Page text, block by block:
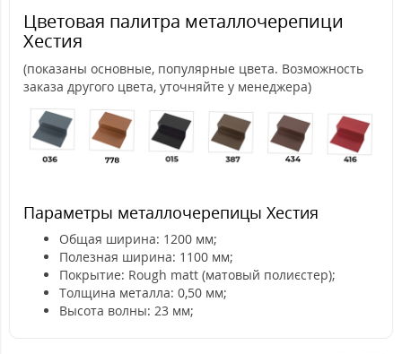
Цветовая палитра металлочерепици
Хестия
(показаны основные, популярные цвета. Возможность
заказа другого цвета, уточняйте у менеджера)
Параметры металлочерепицы Хестия
Общая ширина: 1200 мм;
Полезная ширина: 1100 мм;
Покрытие: Rough matt (матовый полиєстер);
Толщина металла: 0,50 мм;
Высота волны: 23 мм;